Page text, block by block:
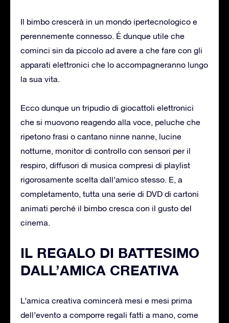
Il bimbo crescerà in un mondo ipertecnologico e
perennemente connesso. É dunque utile che
cominci sin da piccolo ad avere a che fare con gli
apparati elettronici che lo accompagneranno lungo
la sua vita.
Ecco dunque un tripudio di giocattoli elettronici
che si muovono reagendo alla voce, peluche che
ripetono frasi o cantano ninne nanne, lucine
notturne, monitor di controllo con sensori per il
respiro, diffusori di musica compresi di playlist
rigorosamente scelta dall’amico stesso. E, a
completamento, tutta una serie di DVD di cartoni
animati perché il bimbo cresca con il gusto del
cinema.
IL REGALO DI BATTESIMO
DALL’AMICA CREATIVA
L’amica creativa comincerà mesi e mesi prima
dell’evento a comporre regali fatti a mano, come